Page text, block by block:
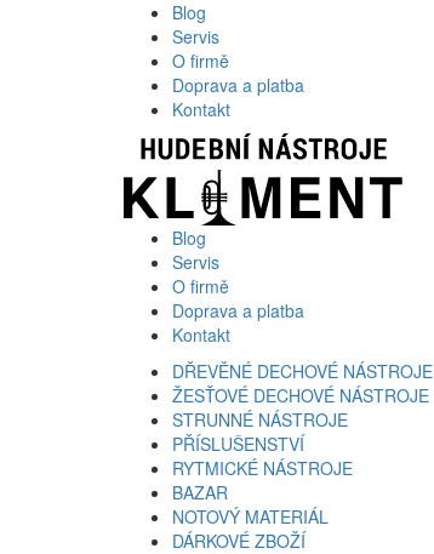
Blog
Servis
O firmě
Doprava a platba
Kontakt
Blog
Servis
O firmě
Doprava a platba
Kontakt
DŘEVĚNÉ DECHOVÉ NÁSTROJE
ŽESŤOVÉ DECHOVÉ NÁSTROJE
STRUNNÉ NÁSTROJE
PŘÍSLUŠENSTVÍ
RYTMICKÉ NÁSTROJE
BAZAR
NOTOVÝ MATERIÁL
DÁRKOVÉ ZBOŽÍ